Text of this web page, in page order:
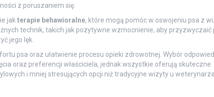
z poruszaniem się.
jak terapie behawioralne, które mogą pomóc w oswojeniu psa z
technik, takich jak pozytywne wzmocnienie, aby przyzwyczaić
jego lęk.
psa oraz ułatwienie procesu opieki zdrowotnej. Wybór
oraz preferencji właściciela, jednak wszystkie oferują skuteczne
i mniej stresujących opcji niż tradycyjne wizyty u weterynarza.